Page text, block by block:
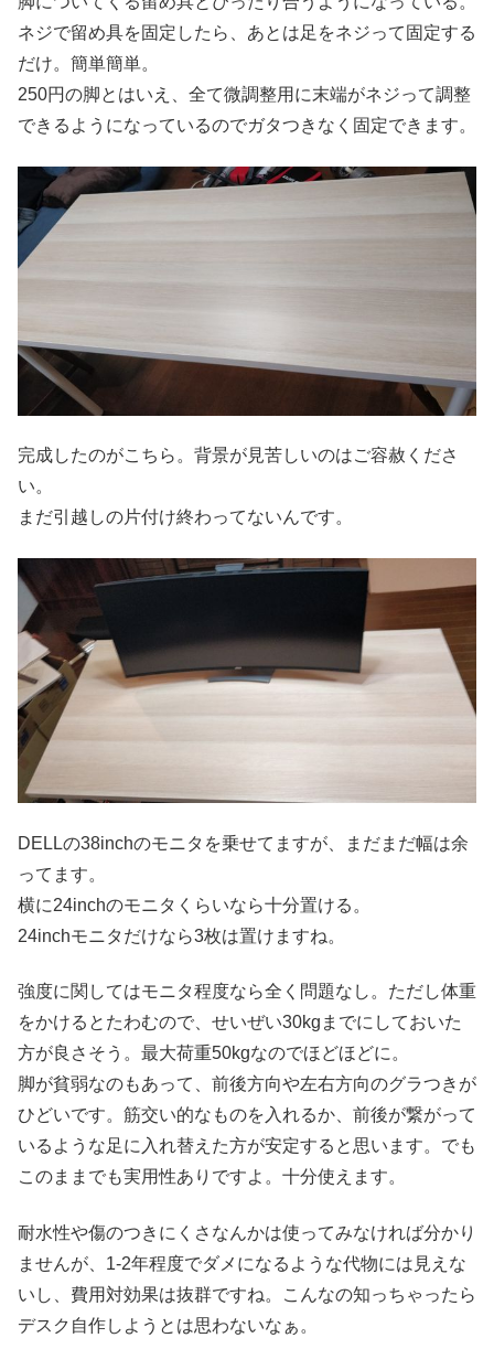
ネジで留め具を固定したら、あとは足をネジって固定する
だけ。簡単簡単。
250円の脚とはいえ、全て微調整用に末端がネジって調整
できるようになっているのでガタつきなく固定できます。
完成したのがこちら。背景が見苦しいのはご容赦くださ
い。
まだ引越しの片付け終わってないんです。
DELLの38inchのモニタを乗せてますが、まだまだ幅は余
ってます。
横に24inchのモニタくらいなら十分置ける。
24inchモニタだけなら3枚は置けますね。
強度に関してはモニタ程度なら全く問題なし。ただし体重
をかけるとたわむので、せいぜい30kgまでにしておいた
方が良さそう。最大荷重50kgなのでほどほどに。
脚が貧弱なのもあって、前後方向や左右方向のグラつきが
ひどいです。筋交い的なものを入れるか、前後が繋がって
いるような足に入れ替えた方が安定すると思います。でも
このままでも実用性ありですよ。十分使えます。
耐水性や傷のつきにくさなんかは使ってみなければ分かり
ませんが、1-2年程度でダメになるような代物には見えな
いし、費用対効果は抜群ですね。こんなの知っちゃったら
デスク自作しようとは思わないなぁ。